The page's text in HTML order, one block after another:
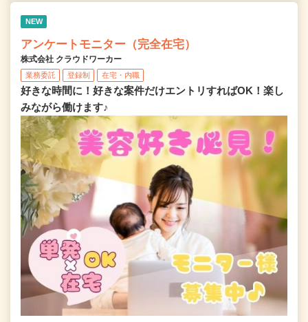
NEW
アンケートモニター（完全在宅）
株式会社 クラウドワーカー
業務委託 登録制 在宅・内職
好きな時間に！好きな案件だけエントリすればOK！楽し
みながら働けます♪